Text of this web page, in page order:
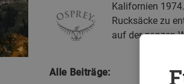
Kalifornien
Rucksäcke zu
auf der ganzen
Alle Beiträge: